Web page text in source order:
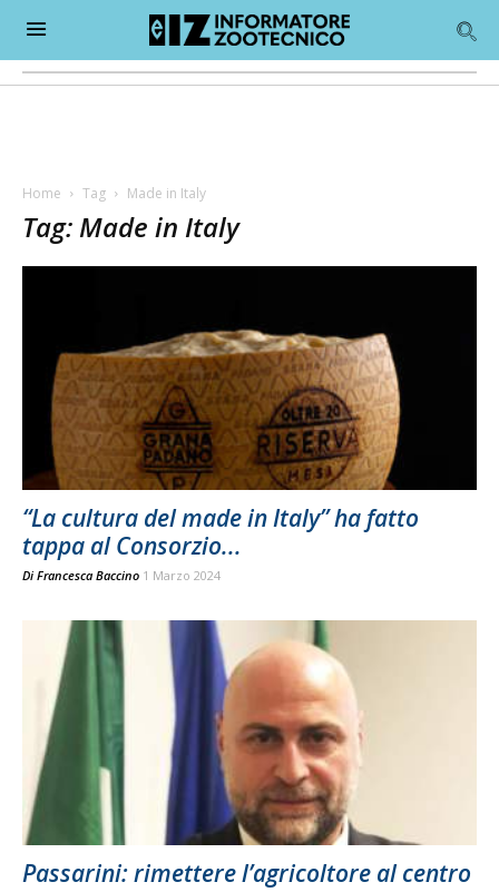
Home Tag Made in Italy
Tag: Made in Italy
“La cultura del made in Italy” ha fatto
tappa al Consorzio...
Di Francesca Baccino 1 Marzo 2024
Passarini: rimettere l’agricoltore al centro